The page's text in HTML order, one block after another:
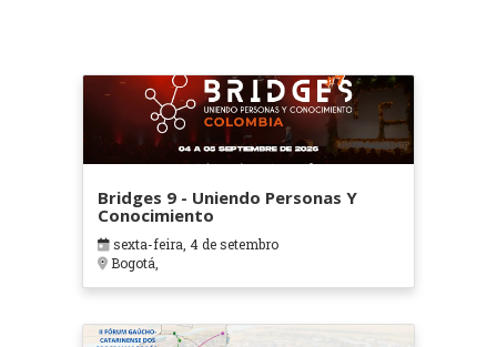
Bridges 9 - Uniendo Personas Y
Conocimiento
sexta-feira, 4 de setembro
Bogotá,